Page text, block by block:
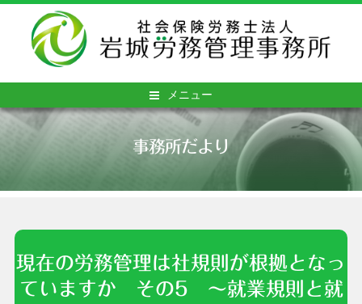
メニュー
事務所だより
現在の労務管理は社規則が根拠となっ
ていますか その5 ～就業規則と就